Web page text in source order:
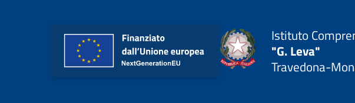
Istituto
"G. Leva"
Travedona-